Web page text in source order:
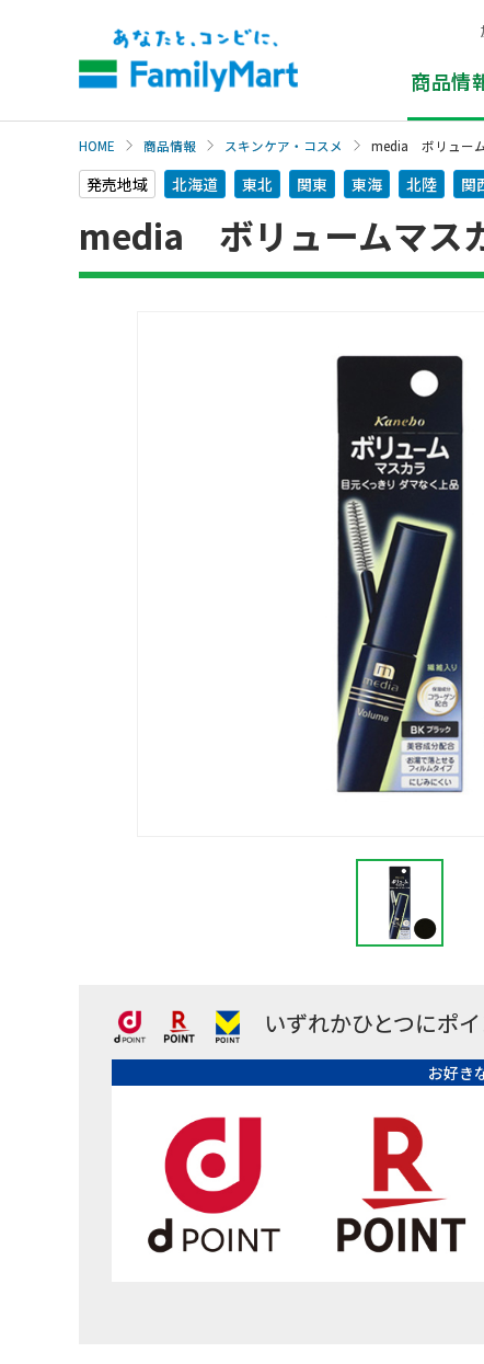
商品情
HOME 商品情報 スキンケア・コスメ media ボリュー
発売地域 北海道 東北 関東 東海 北陸 関
media ボリュームマス
いずれかひとつにポ
お好き